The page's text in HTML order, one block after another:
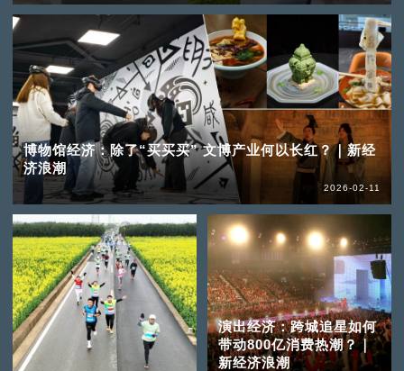
博物馆经济：除了“买买买” 文博产业何以长红？｜新经
济浪潮
2026-02-11
演出经济：跨城追星如何
带动800亿消费热潮？｜
新经济浪潮